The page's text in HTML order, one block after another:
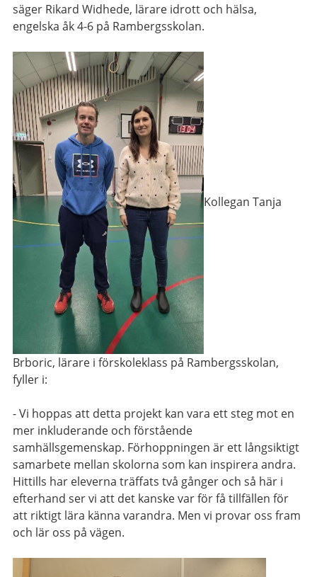
säger Rikard Widhede, lärare idrott och hälsa,
engelska åk 4-6 på Rambergsskolan.
Kollegan Tanja
Brboric, lärare i förskoleklass på Rambergsskolan,
fyller i:
- Vi hoppas att detta projekt kan vara ett steg mot en
mer inkluderande och förstående
samhällsgemenskap. Förhoppningen är ett långsiktigt
samarbete mellan skolorna som kan inspirera andra.
Hittills har eleverna träffats två gånger och så här i
efterhand ser vi att det kanske var för få tillfällen för
att riktigt lära känna varandra. Men vi provar oss fram
och lär oss på vägen.